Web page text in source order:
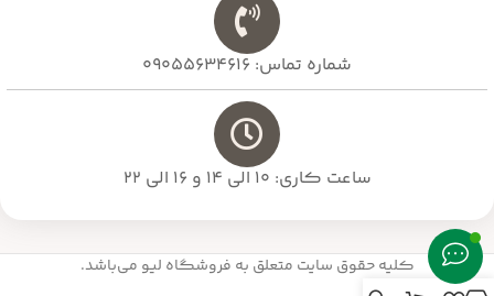
شماره تماس: 09055634616
ساعت کاری: 10 الی 14 و 16 الی 22
کلیه حقوق سایت متعلق به فروشگاه لیو می‌باشد.